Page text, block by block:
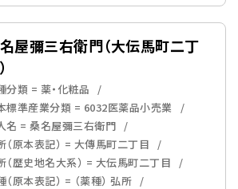
屋彌三右衛門（大伝馬町二丁
分類 = 薬・化粧品
標準産業分類 = 6032医薬品小売業
名 = 桑名屋彌三右衛門
（原本表記） = 大傳馬町二丁目
（歴史地名大系） = 大伝馬町二丁目
（原本表記） = （薬種） 弘所